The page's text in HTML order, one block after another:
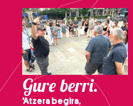
Gure berri.
'Atzera begira,